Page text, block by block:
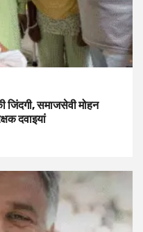
जिंदगी, समाजसेवी मोहन
दवाइयां